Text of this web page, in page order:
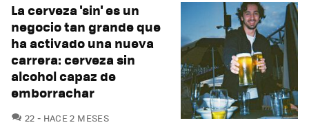
La cerveza 'sin' es un
negocio tan grande que
ha activado una nueva
carrera: cerveza sin
alcohol capaz de
emborrachar
22 COMENTARIOS
HACE 2 MESES